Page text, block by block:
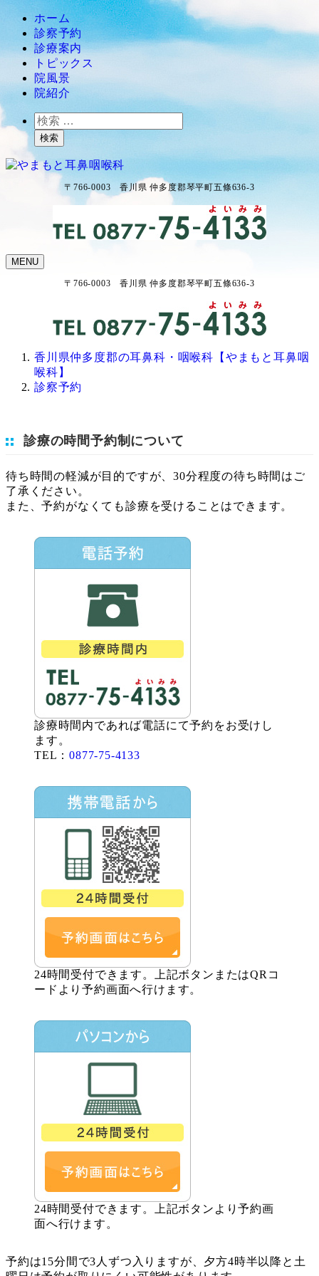
ホーム
診察予約
診療案内
トピックス
院風景
院紹介
検
索検索
〒766-0003 香川県 仲多度郡琴平町五條636-3
MENU
〒766-0003 香川県 仲多度郡琴平町五條636-3
香川県仲多度郡の耳鼻科・咽喉科【やまもと耳鼻咽
喉科】
診察予約
診療の時間予約制について
待ち時間の軽減が目的ですが、30分程度の待ち時間はご
了承ください。
また、予約がなくても診療を受けることはできます。
診療時間内であれば電話にて予約をお受けし
ます。
TEL：0877-75-4133
24時間受付できます。上記ボタンまたはQRコ
ードより予約画面へ行けます。
24時間受付できます。上記ボタンより予約画
面へ行けます。
予約は15分間で3人ずつ入りますが、夕方4時半以降と土